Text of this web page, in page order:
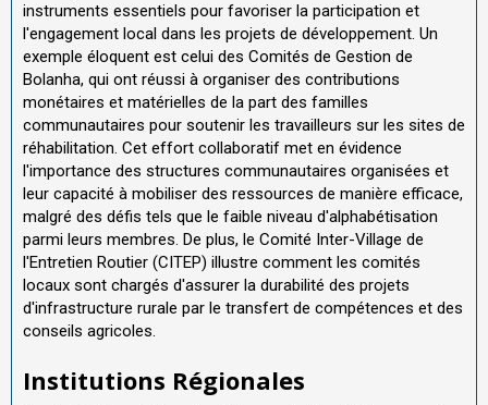
instruments essentiels pour favoriser la participation et
l'engagement local dans les projets de développement. Un
exemple éloquent est celui des Comités de Gestion de
Bolanha, qui ont réussi à organiser des contributions
monétaires et matérielles de la part des familles
communautaires pour soutenir les travailleurs sur les sites de
réhabilitation. Cet effort collaboratif met en évidence
l'importance des structures communautaires organisées et
leur capacité à mobiliser des ressources de manière efficace,
malgré des défis tels que le faible niveau d'alphabétisation
parmi leurs membres. De plus, le Comité Inter-Village de
l'Entretien Routier (CITEP) illustre comment les comités
locaux sont chargés d'assurer la durabilité des projets
d'infrastructure rurale par le transfert de compétences et des
conseils agricoles.
Institutions Régionales